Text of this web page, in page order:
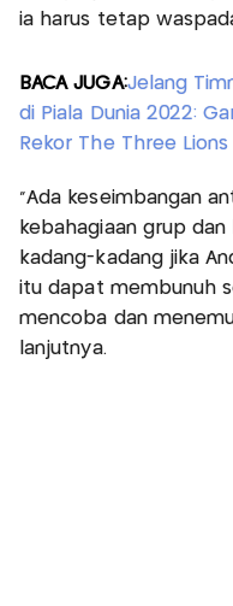
ia harus tetap
BACA JUGA:Jelang
di Piala Dunia 2022:
Rekor The Three
“Ada keseimbangan
kebahagiaan grup
kadang-kadang jika
itu dapat membunuh
mencoba dan
lanjutnya.